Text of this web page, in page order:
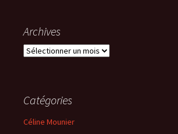
Archives
Archives
Catégories
Céline Mounier